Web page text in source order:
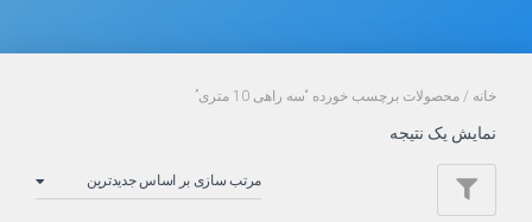
خانه / محصولات برچسب خورده “سه راهی 10 متری”
نمایش یک نتیجه